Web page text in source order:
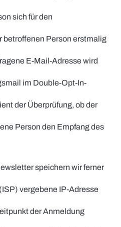
sich für den
betroffenen Person erstmalig
E-Mail-Adresse wird
im Double-Opt-In-
der Überprüfung, ob der
Person den Empfang des
speichern wir ferner
vergebene IP-Adresse
der Anmeldung